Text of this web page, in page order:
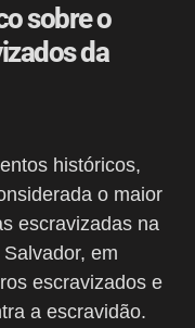
sobre o
da
históricos,
o maior
escravizadas na
em
escravizados e
a escravidão.